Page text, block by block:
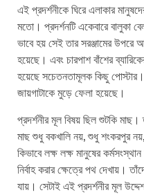
এই প্রদর্শনীকে ঘিরে এলাকার
মতো। প্রদর্শনটি একেবারে বালুকা
ভাবে হয় সেই তার সরঞ্জামের উপরে
হয়েছে। এবং চারপাশ বাঁশের
হয়েছে সচেতনতামূলক কিছু
জায়গাটাকে মুড়ে ফেলা হয়েছে।
প্রদর্শনীর মূল বিষয় ছিল শুটকি
মাছ শুধু বকখালি নয়, শুধু শংকরপুর
কিভাবে লক্ষ লক্ষ মানুষের
নির্বাহ করার ক্ষেত্রে পথ দেখায়।
যায়। সেটাই এই প্রদর্শনীর মূল